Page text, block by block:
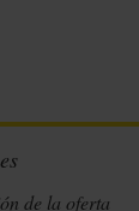
de la oferta